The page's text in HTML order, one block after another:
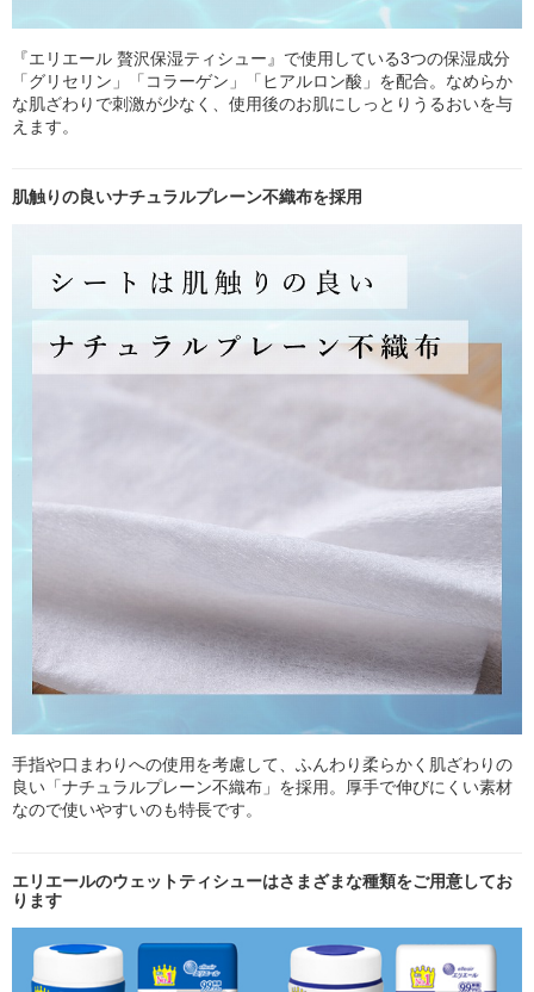
『エリエール 贅沢保湿ティシュー』で使用している3つの保湿成分
「グリセリン」「コラーゲン」「ヒアルロン酸」を配合。なめらか
な肌ざわりで刺激が少なく、使用後のお肌にしっとりうるおいを与
えます。
肌触りの良いナチュラルプレーン不織布を採用
手指や口まわりへの使用を考慮して、ふんわり柔らかく肌ざわりの
良い「ナチュラルプレーン不織布」を採用。厚手で伸びにくい素材
なので使いやすいのも特長です。
エリエールのウェットティシューはさまざまな種類をご用意してお
ります